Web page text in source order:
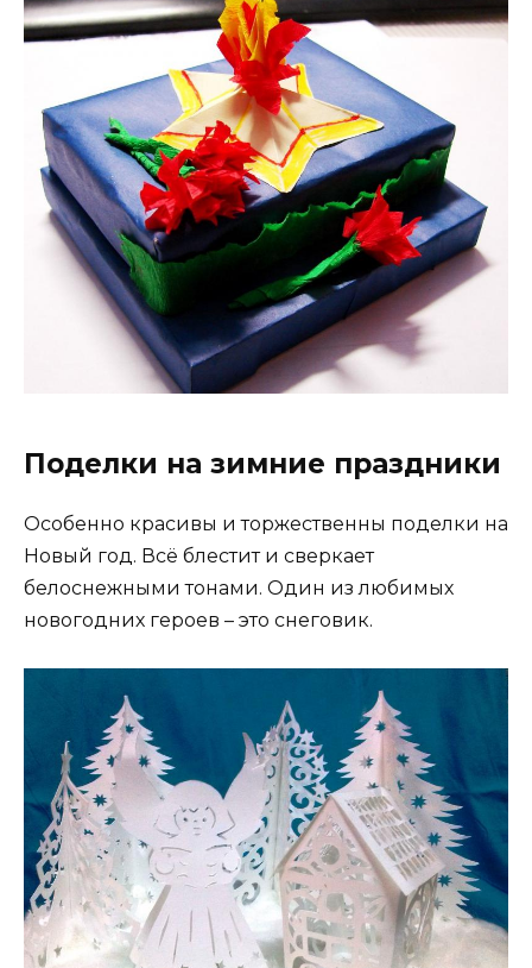
Поделки на зимние праздники
Особенно красивы и торжественны поделки на
Новый год. Всё блестит и сверкает
белоснежными тонами. Один из любимых
новогодних героев – это снеговик.